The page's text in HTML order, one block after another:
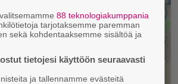
88 teknologiakumppania
tarjotaksemme paremman
sekä kohdentaaksemme sisältöä ja
tietojesi käyttöön seuraavasti
ja tallennamme evästeitä